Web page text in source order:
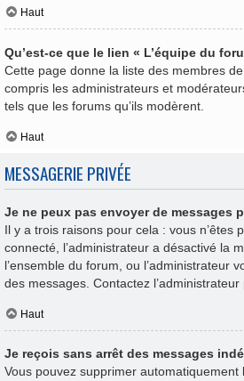
Haut
Qu’est-ce que le lien « L’équipe du
Cette page donne la liste des membres
compris les administrateurs et
tels que les forums qu’ils modèrent.
Haut
MESSAGERIE PRIVÉE
Je ne peux pas envoyer de messages
Il y a trois raisons pour cela : vous n’êtes
connecté, l’administrateur a désactivé la
l’ensemble du forum, ou l’administrateur
des messages. Contactez l’administrateur
Haut
Je reçois sans arrêt des messages
Vous pouvez supprimer automatiquement